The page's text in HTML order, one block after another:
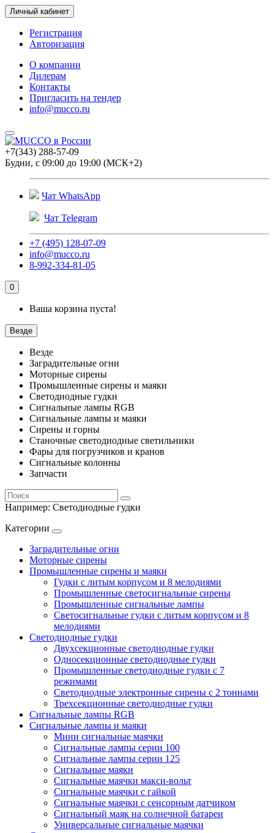
Личный кабинет
Регистрация
Авторизация
О компании
Дилерам
Контакты
Пригласить на тендер
info@mucco.ru
+7(343) 288-57-09
Будни, с 09:00 до 19:00 (МСК+2)
Чат WhatsApp
Чат Telegram
+7 (495) 128-07-09
info@mucco.ru
8-992-334-81-05
0
Ваша корзина пуста!
Везде
Везде
Заградительные огни
Моторные сирены
Промышленные сирены и маяки
Светодиодные гудки
Сигнальные лампы RGB
Сигнальные лампы и маяки
Сирены и горны
Станочные светодиодные светильники
Фары для погрузчиков и кранов
Сигнальные колонны
Запчасти
Например: Светодиодные гудки
Категории
Заградительные огни
Моторные сирены
Промышленные сирены и маяки
Гудки с литым корпусом и 8 мелодиями
Промышленные светосигнальные сирены
Промышленные сигнальные лампы
Светосигнальные гудки с литым корпусом и 8
мелодиями
Светодиодные гудки
Двухсекционные светодиодные гудки
Односекционные светодиодные гудки
Промышленные светодиодные гудки с 7
режимами
Светодиодные электронные сирены с 2 тоннами
Трехсекционные светодиодные гудки
Сигнальные лампы RGB
Сигнальные лампы и маяки
Мини сигнальные маячки
Сигнальные лампы серии 100
Сигнальные лампы серии 125
Сигнальные маяки
Сигнальные маячки макси-вольт
Сигнальные маячки с гайкой
Сигнальные маячки с сенсорным датчиком
Сигнальный маяк на солнечной батареи
Универсальные сигнальные маячки